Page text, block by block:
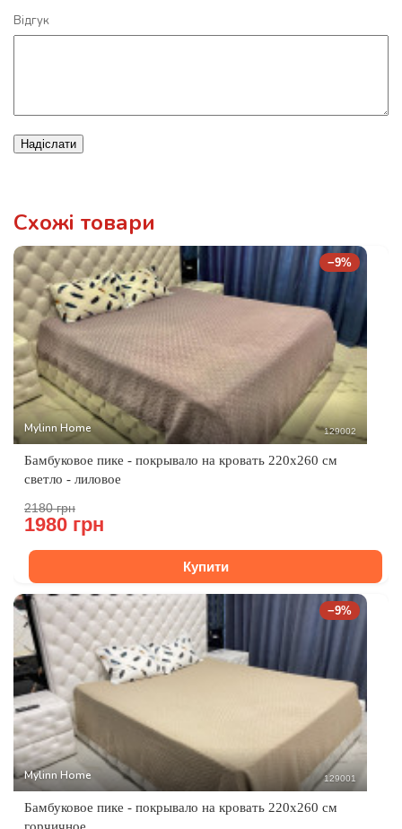
Відгук
Надіслати
Схожі товари
−9%
Mylinn Home 129002
Бамбуковое пике - покрывало на кровать 220x260 см
светло - лиловое
2180 грн
1980 грн
Купити
−9%
Mylinn Home 129001
Бамбуковое пике - покрывало на кровать 220x260 см